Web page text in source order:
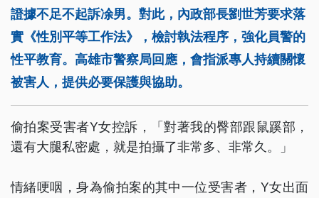
證據不足不起訴凃男。對此，內政部長劉世芳要求落
實《性別平等工作法》，檢討執法程序，強化員警的
性平教育。高雄市警察局回應，會指派專人持續關懷
被害人，提供必要保護與協助。
偷拍案受害者Y女控訴，「對著我的臀部跟鼠蹊部，
還有大腿私密處，就是拍攝了非常多、非常久。」
情緒哽咽，身為偷拍案的其中一位受害者，Y女出面